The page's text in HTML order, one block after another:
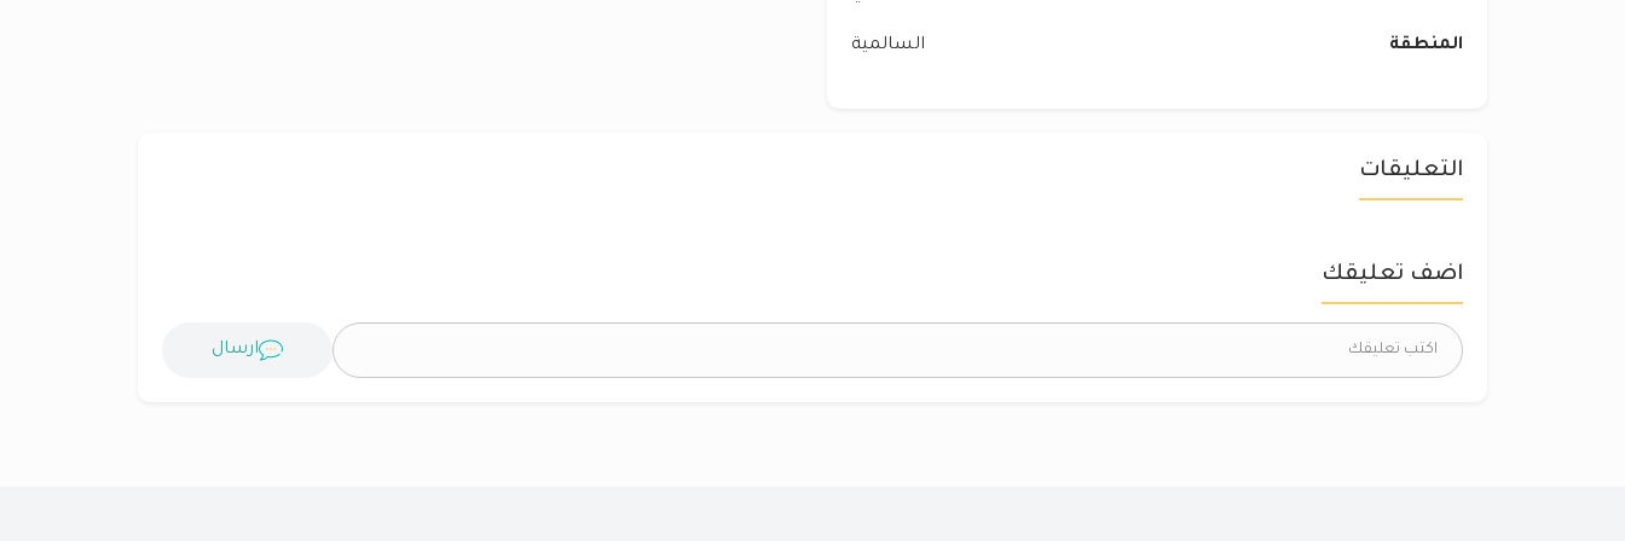
المنطقة السالمية
التعليقات
اضف تعليقك
ارسال